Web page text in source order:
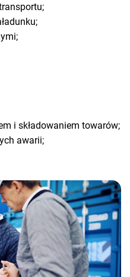
i składowaniem towarów;
awarii;